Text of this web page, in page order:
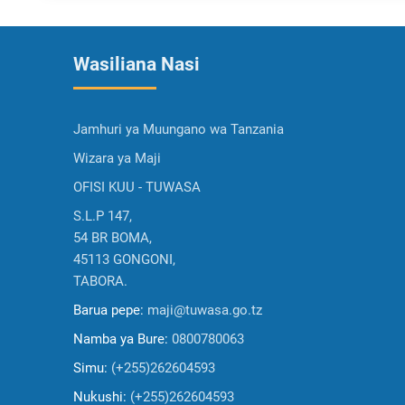
Wasiliana Nasi
Jamhuri ya Muungano wa Tanzania
Wizara ya Maji
OFISI KUU - TUWASA
S.L.P 147,
54 BR BOMA,
45113 GONGONI,
TABORA.
Barua pepe: maji@tuwasa.go.tz
Namba ya Bure: 0800780063
Simu: (+255)262604593
Nukushi: (+255)262604593